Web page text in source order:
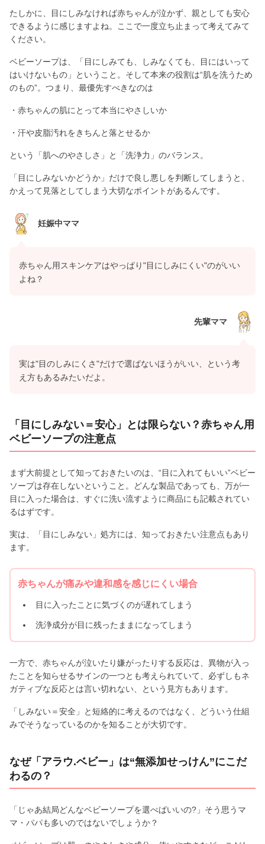
たしかに、目にしみなければ赤ちゃんが泣かず、親としても安心
できるように感じますよね。ここで一度立ち止まって考えてみて
ください。
ベビーソープは、「目にしみても、しみなくても、目にはいって
はいけないもの」ということ。そして本来の役割は“肌を洗うため
のもの”。つまり、最優先すべきなのは
・赤ちゃんの肌にとって本当にやさしいか
・汗や皮脂汚れをきちんと落とせるか
という「肌へのやさしさ」と「洗浄力」のバランス。
「目にしみないかどうか」だけで良し悪しを判断してしまうと、
かえって見落としてしまう大切なポイントがあるんです。
妊娠中ママ
赤ちゃん用スキンケアはやっぱり"目にしみにくい"のがいい
よね？
先輩ママ
実は"目のしみにくさ"だけで選ばないほうがいい、という考
え方もあるみたいだよ。
「目にしみない＝安心」とは限らない？赤ちゃん用
ベビーソープの注意点
まず大前提として知っておきたいのは、“目に入れてもいい”ベビー
ソープは存在しないということ。どんな製品であっても、万が一
目に入った場合は、すぐに洗い流すように商品にも記載されてい
るはずです。
実は、「目にしみない」処方には、知っておきたい注意点もあり
ます。
赤ちゃんが痛みや違和感を感じにくい場合
目に入ったことに気づくのが遅れてしまう
洗浄成分が目に残ったままになってしまう
一方で、赤ちゃんが泣いたり嫌がったりする反応は、異物が入っ
たことを知らせるサインの一つとも考えられていて、必ずしもネ
ガティブな反応とは言い切れない、という見方もあります。
「しみない＝安全」と短絡的に考えるのではなく、どういう仕組
みでそうなっているのかを知ることが大切です。
なぜ「アラウ.ベビー」は“無添加せっけん”にこだ
わるの？
「じゃあ結局どんなベビーソープを選べばいいの?」そう思うマ
マ・パパも多いのではないでしょうか？